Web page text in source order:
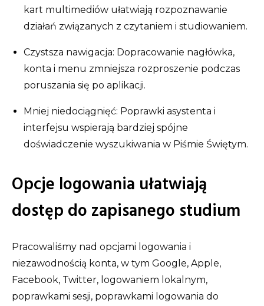
kart multimediów ułatwiają rozpoznawanie
działań związanych z czytaniem i studiowaniem.
Czystsza nawigacja: Dopracowanie nagłówka,
konta i menu zmniejsza rozproszenie podczas
poruszania się po aplikacji.
Mniej niedociągnięć: Poprawki asystenta i
interfejsu wspierają bardziej spójne
doświadczenie wyszukiwania w Piśmie Świętym.
Opcje logowania ułatwiają
dostęp do zapisanego studium
Pracowaliśmy nad opcjami logowania i
niezawodnością konta, w tym Google, Apple,
Facebook, Twitter, logowaniem lokalnym,
poprawkami sesji, poprawkami logowania do